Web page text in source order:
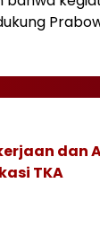
dan
TKA